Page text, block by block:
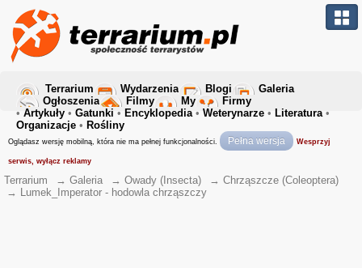
Terrarium Wydarzenia Blogi
Galeria
Ogłoszenia
Filmy My
Firmy
• Artykuły • Gatunki • Encyklopedia• Weterynarze • Literatura•
Organizacje • Rośliny
Oglądasz wersję mobilną, która nie ma pełnej funkcjonalności. Pełna wersja Wesprzyj
serwis, wyłącz reklamy
Terrarium → Galeria → Owady (Insecta) → Chrząszcze (Coleoptera)
→ Lumek_Imperator - hodowla chrząszczy